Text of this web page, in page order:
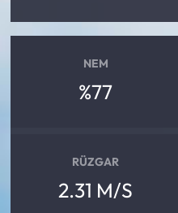
NEM
%77
RÜZGAR
2.31 M/S